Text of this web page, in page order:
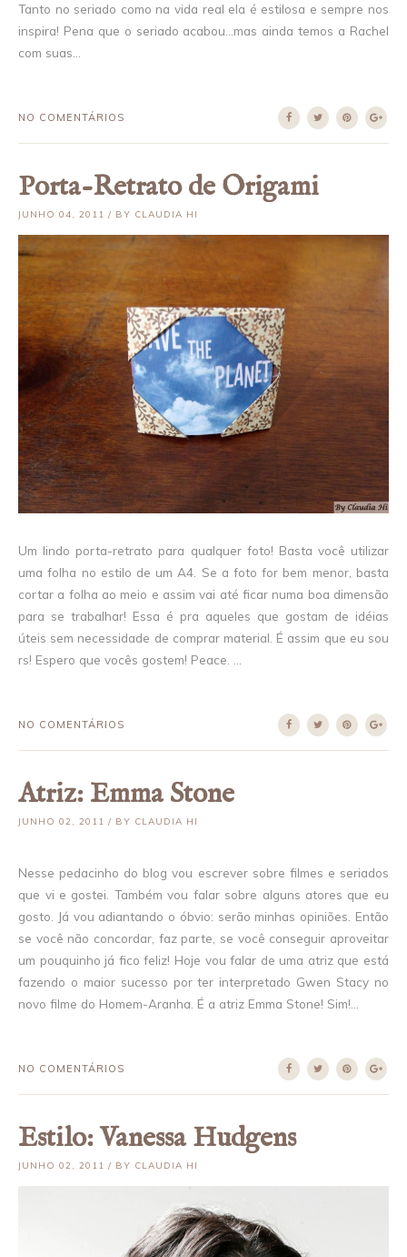
Tanto no seriado como na vida real ela é estilosa e sempre nos
inspira! Pena que o seriado acabou...mas ainda temos a Rachel
com suas...
NO COMENTÁRIOS
Porta-Retrato de Origami
JUNHO 04, 2011 / BY CLAUDIA HI
Um lindo porta-retrato para qualquer foto! Basta você utilizar
uma folha no estilo de um A4. Se a foto for bem menor, basta
cortar a folha ao meio e assim vai até ficar numa boa dimensão
para se trabalhar! Essa é pra aqueles que gostam de idéias
úteis sem necessidade de comprar material. É assim que eu sou
rs! Espero que vocês gostem! Peace. ...
NO COMENTÁRIOS
Atriz: Emma Stone
JUNHO 02, 2011 / BY CLAUDIA HI
Nesse pedacinho do blog vou escrever sobre filmes e seriados
que vi e gostei. Também vou falar sobre alguns atores que eu
gosto. Já vou adiantando o óbvio: serão minhas opiniões. Então
se você não concordar, faz parte, se você conseguir aproveitar
um pouquinho já fico feliz! Hoje vou falar de uma atriz que está
fazendo o maior sucesso por ter interpretado Gwen Stacy no
novo filme do Homem-Aranha. É a atriz Emma Stone! Sim!...
NO COMENTÁRIOS
Estilo: Vanessa Hudgens
JUNHO 02, 2011 / BY CLAUDIA HI